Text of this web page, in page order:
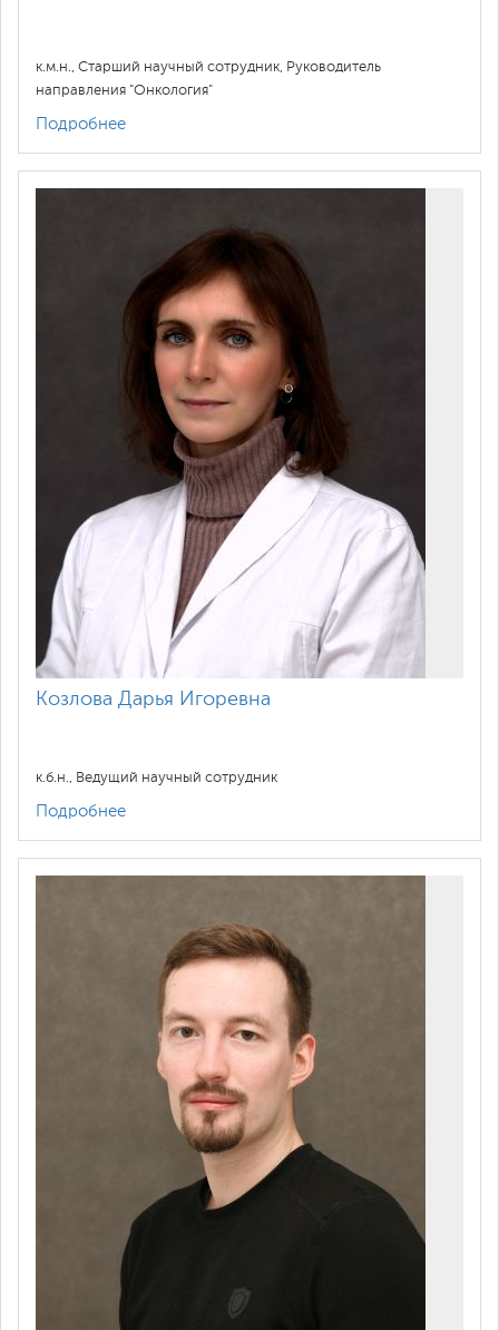
к.м.н., Старший научный сотрудник, Руководитель
направления "Онкология"
Подробнее
Козлова Дарья Игоревна
к.б.н., Ведущий научный сотрудник
Подробнее